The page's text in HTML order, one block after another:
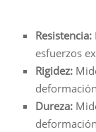
Resistencia:
esfuerzos
Rigidez:
deformación
Dureza: